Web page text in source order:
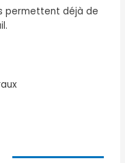
permettent déjà de